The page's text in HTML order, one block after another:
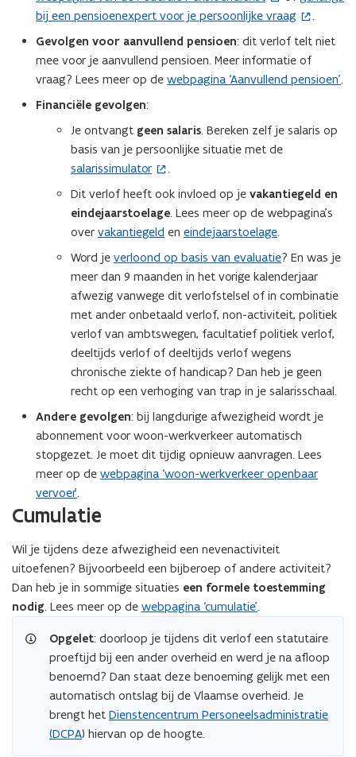
e
t
e
r
)
p
e
n
t
n
i
u
w
v
n
s
t
e
r
)
bij een pensioenexpert voor je persoonlijke vraag o
p
e
n
n
e
u
e
n
s
t
e
)
.
Gevolgen voor aanvullend pensioen: dit verlof telt niet
mee voor je aanvullend pensioen. Meer informatie of
vraag? Lees meer op de webpagina ‘Aanvullend pensioen’.
Financiële gevolgen:
Je ontvangt geen salaris. Bereken zelf je salaris op
basis van je persoonlijke situatie met de
salarissimulator
(
o
p
e
t
i
n
n
i
e
u
w
v
e
n
s
t
e
)
.
Dit verlof heeft ook invloed op je vakantiegeld en
eindejaarstoelage. Lees meer op de webpagina’s
over vakantiegeld en eindejaarstoelage.
Word je verloond op basis van evaluatie? En was je
meer dan 9 maanden in het vorige kalenderjaar
afwezig vanwege dit verlofstelsel of in combinatie
met ander onbetaald verlof, non-activiteit, politiek
verlof van ambtswegen, facultatief politiek verlof,
deeltijds verlof of deeltijds verlof wegens
chronische ziekte of handicap? Dan heb je geen
recht op een verhoging van trap in je salarisschaal.
Andere gevolgen: bij langdurige afwezigheid wordt je
abonnement voor woon-werkverkeer automatisch
stopgezet. Je moet dit tijdig opnieuw aanvragen. Lees
meer op de webpagina ‘woon-werkverkeer openbaar
vervoer’.
Cumulatie
Wil je tijdens deze afwezigheid een nevenactiviteit
uitoefenen? Bijvoorbeeld een bijberoep of andere activiteit?
Dan heb je in sommige situaties een formele toestemming
nodig. Lees meer op de webpagina ‘cumulatie’.
Opgelet: doorloop je tijdens dit verlof een statutaire
proeftijd bij een ander overheid en werd je na afloop
benoemd? Dan staat deze benoeming gelijk met een
automatisch ontslag bij de Vlaamse overheid. Je
brengt het Dienstencentrum Personeelsadministratie
(DCPA) hiervan op de hoogte.